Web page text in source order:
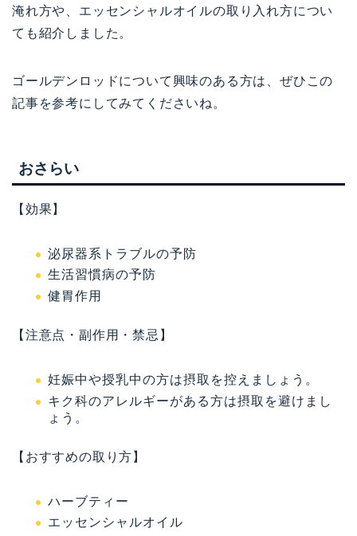
淹れ方や、エッセンシャルオイルの取り入れ方につい
ても紹介しました。
ゴールデンロッドについて興味のある方は、ぜひこの
記事を参考にしてみてくださいね。
おさらい
【効果】
泌尿器系トラブルの予防
生活習慣病の予防
健胃作用
【注意点・副作用・禁忌】
妊娠中や授乳中の方は摂取を控えましょう。
キク科のアレルギーがある方は摂取を避けまし
ょう。
【おすすめの取り方】
ハーブティー
エッセンシャルオイル